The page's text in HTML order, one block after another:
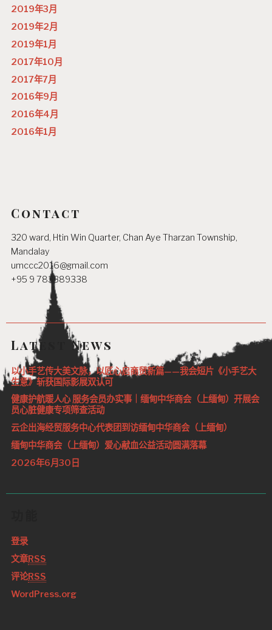
2019年3月
2019年2月
2019年1月
2017年10月
2017年7月
2016年9月
2016年4月
2016年1月
Contact
320 ward, Htin Win Quarter, Chan Aye Tharzan Township,
Mandalay
umccc2016@gmail.com
+95 9 783389338
Latest News
以小手艺传大美文脉，以匠心启商贸新篇——我会短片《小手艺大
生意》斩获国际影展双认可
健康护航暖人心 服务会员办实事｜缅甸中华商会（上缅甸）开展会
员心脏健康专项筛查活动
云企出海经贸服务中心代表团到访缅甸中华商会（上缅甸）
缅甸中华商会（上缅甸）爱心献血公益活动圆满落幕
2026年6月30日
登录
文章RSS
评论RSS
WordPress.org